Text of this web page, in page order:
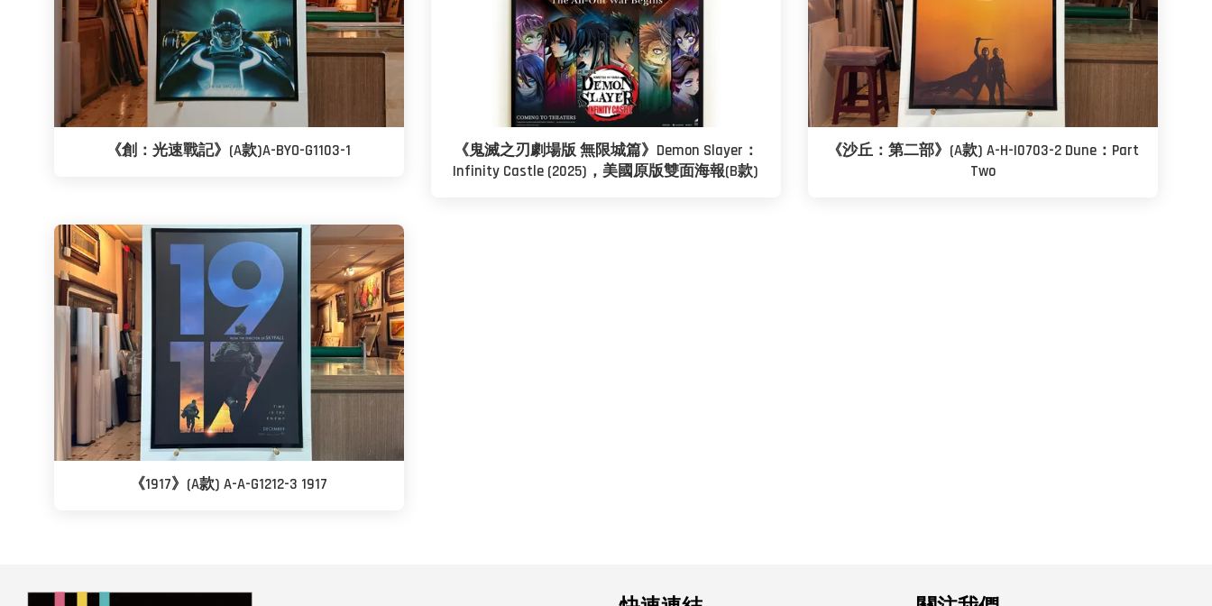
《創：光速戰記》(A款)A-BYO-G1103-1
《鬼滅之刃劇場版 無限城篇》Demon Slayer：
Infinity Castle (2025)，美國原版雙面海報(B款)
《沙丘：第二部》(A款) A-H-I0703-2 Dune：Part
Two
《1917》(A款) A-A-G1212-3 1917